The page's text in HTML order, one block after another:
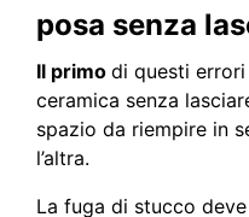
posa senza
Il primo di questi errori
ceramica senza
spazio da riempire in
l’altra.
La fuga di stucco